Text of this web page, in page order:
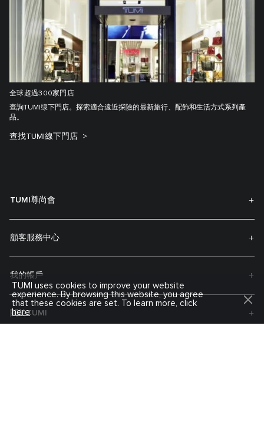
全球超過300家門店
查詢TUMI缐下門店。探索適合遠近探險的最新旅行、配飾和生活方式系列產
品。
查找TUMI線下門店
TUMI尊尚會
顧客服務中心
我的帳戶
關於TUMI
TUMI uses cookies to improve your website
experience. By browsing this website, you agree
that these cookies are set. To learn more, click
here.